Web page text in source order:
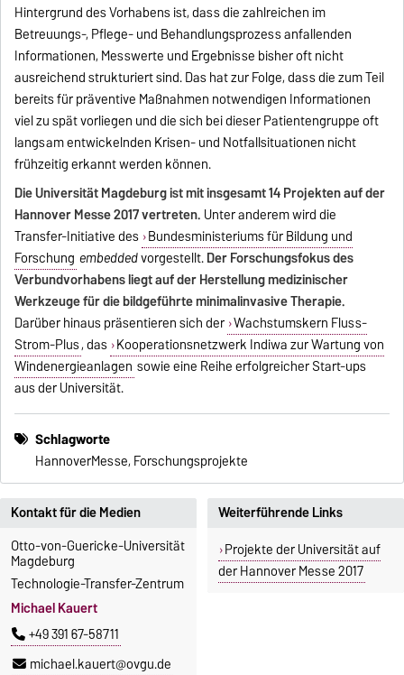
Hintergrund des Vorhabens ist, dass die zahlreichen im
Betreuungs-, Pflege- und Behandlungsprozess anfallenden
Informationen, Messwerte und Ergebnisse bisher oft nicht
ausreichend strukturiert sind. Das hat zur Folge, dass die zum Teil
bereits für präventive Maßnahmen notwendigen Informationen
viel zu spät vorliegen und die sich bei dieser Patientengruppe oft
langsam entwickelnden Krisen- und Notfallsituationen nicht
frühzeitig erkannt werden können.
Die Universität Magdeburg ist mit insgesamt 14 Projekten auf der
Hannover Messe 2017 vertreten. Unter anderem wird die
Transfer-Initiative des Bundesministeriums für Bildung und
Forschung embeddedvorgestellt.Der Forschungsfokus des
Verbundvorhabens liegt auf der Herstellung medizinischer
Werkzeuge für die bildgeführte minimalinvasive Therapie.
Darüber hinaus präsentieren sich der Wachstumskern Fluss-
Strom-Plus, das Kooperationsnetzwerk Indiwa zur Wartung von
Windenergieanlagen sowie eine Reihe erfolgreicher Start-ups
aus der Universität.
Schlagworte
HannoverMesse, Forschungsprojekte
Kontakt für die Medien
Otto-von-Guericke-Universität
Magdeburg
Technologie-Transfer-Zentrum
Michael Kauert
+49 391 67-58711
michael.kauert@ovgu.de
Weiterführende Links
Projekte der Universität auf
der Hannover Messe 2017